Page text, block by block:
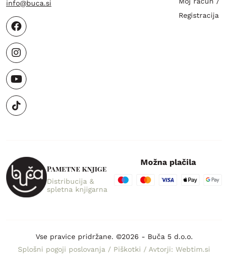
info@buca.si
Registracija
Pametne knjige
Distribucija &
spletna knjigarna
Možna plačila
Vse pravice pridržane. ©2026 - Buča 5 d.o.o.
Splošni pogoji poslovanja / Piškotki / Avtorji: Webtim.si